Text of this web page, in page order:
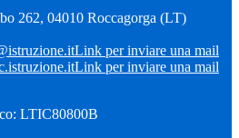
262, 04010 Roccagorga (LT)
Link per inviare una mail
Link per inviare una mail
LTIC80800B